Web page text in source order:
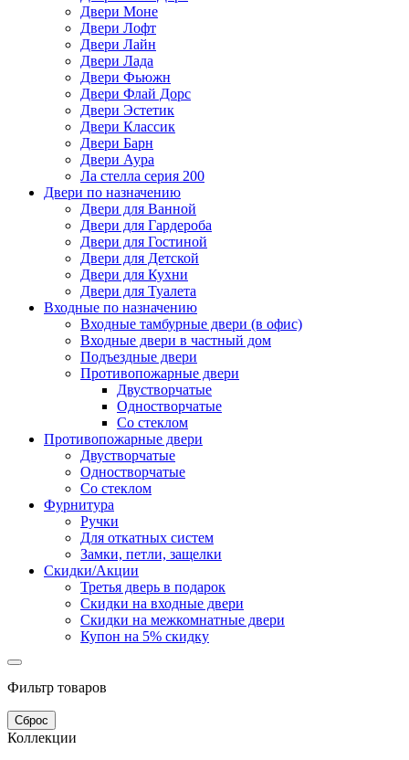
Двери Моне
Двери Лофт
Двери Лайн
Двери Лада
Двери Фьюжн
Двери Флай Дорс
Двери Эстетик
Двери Классик
Двери Барн
Двери Аура
Ла стелла серия 200
Двери по назначению
Двери для Ванной
Двери для Гардероба
Двери для Гостиной
Двери для Детской
Двери для Кухни
Двери для Туалета
Входные по назначению
Входные тамбурные двери (в офис)
Входные двери в частный дом
Подъездные двери
Противопожарные двери
Двустворчатые
Одностворчатые
Со стеклом
Противопожарные двери
Двустворчатые
Одностворчатые
Со стеклом
Фурнитура
Ручки
Для откатных систем
Замки, петли, защелки
Скидки/Акции
Третья дверь в подарок
Скидки на входные двери
Скидки на межкомнатные двери
Купон на 5% скидку
Фильтр товаров
Сброс
Коллекции